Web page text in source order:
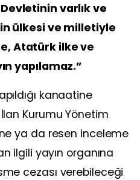
varlık ve
ülkesi ve milletiyle
Atatürk ilke ve
yapılamaz.”
kanaatine
Kurumu Yönetim
ya da resen inceleme
ilgili yayın organına
cezası verebileceği